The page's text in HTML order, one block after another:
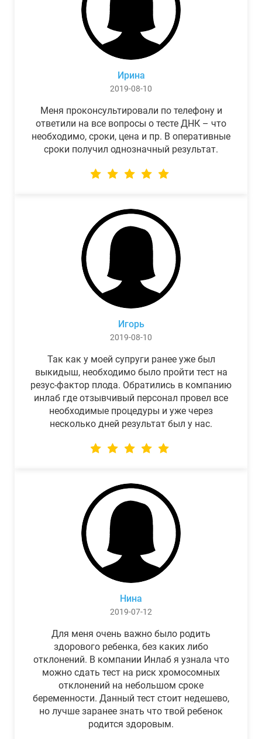
Ирина
2019-08-10
Меня проконсультировали по телефону и
ответили на все вопросы о тесте ДНК – что
необходимо, сроки, цена и пр. В оперативные
сроки получил однозначный результат.
Игорь
2019-08-10
Так как у моей супруги ранее уже был
выкидыш, необходимо было пройти тест на
резус-фактор плода. Обратились в компанию
инлаб где отзывчивый персонал провел все
необходимые процедуры и уже через
несколько дней результат был у нас.
Нина
2019-07-12
Для меня очень важно было родить
здорового ребенка, без каких либо
отклонений. В компании Инлаб я узнала что
можно сдать тест на риск хромосомных
отклонений на небольшом сроке
беременности. Данный тест стоит недешево,
но лучше заранее знать что твой ребенок
родится здоровым.